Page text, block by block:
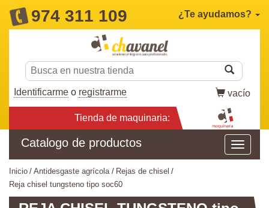
974 311 109 ¿Te ayudamos?
Identificarme o registrarme vacío
Tienda de maquinaria:
Catalogo de productos
inicio antidesgaste agrícola
rejas de chisel
reja chisel tungsteno tipo soc60